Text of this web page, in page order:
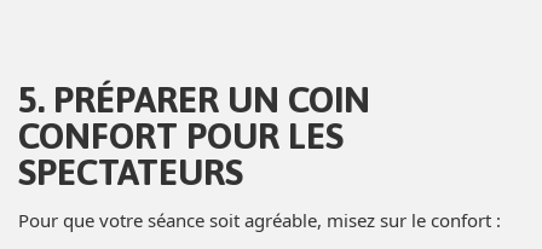
5. PRÉPARER UN COIN
CONFORT POUR LES
SPECTATEURS
Pour que votre séance soit agréable, misez sur le confort :